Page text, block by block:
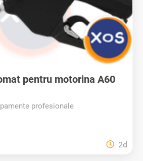
pentru motorina A60
profesionale
2d